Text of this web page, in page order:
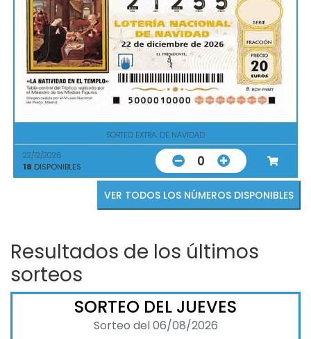
SORTEO EXTRA. DE NAVIDAD
22/12/2026
18 DISPONIBLES 0
VER TODOS LOS NÚMEROS DISPONIBLES
Resultados de los últimos
sorteos
SORTEO DEL JUEVES
Sorteo del 06/08/2026